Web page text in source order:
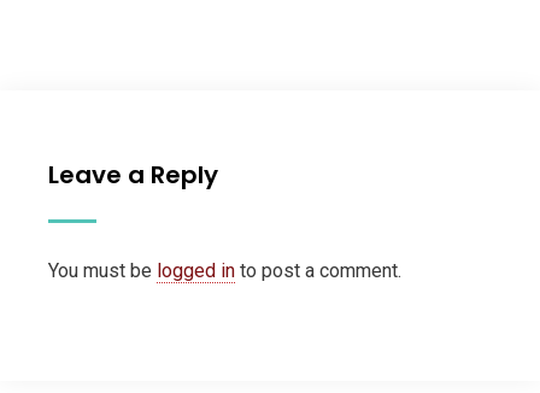
Leave a Reply
You must be logged in to post a comment.